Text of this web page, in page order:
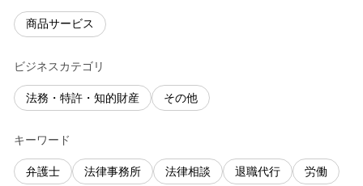
商品サービス
ビジネスカテゴリ
法務・特許・知的財産 その他
キーワード
弁護士 法律事務所 法律相談 退職代行 労働